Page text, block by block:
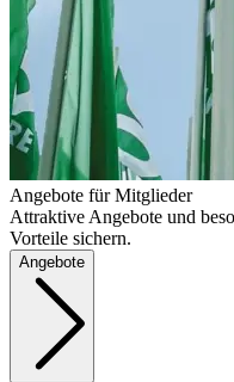
Angebote für Mitglieder
Attraktive Angebote und
Vorteile sichern.
Angebote